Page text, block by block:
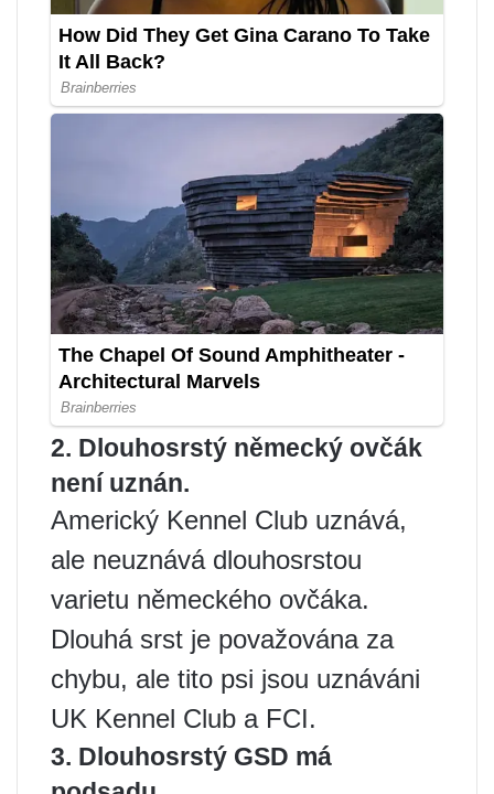
2. Dlouhosrstý německý ovčák
není uznán.
Americký Kennel Club uznává,
ale neuznává dlouhosrstou
varietu německého ovčáka.
Dlouhá srst je považována za
chybu, ale tito psi jsou uznáváni
UK Kennel Club a FCI.
3. Dlouhosrstý GSD má